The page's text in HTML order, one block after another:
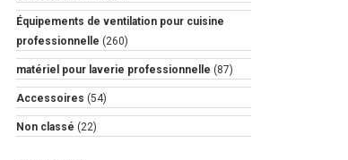
Équipements de ventilation pour cuisine
professionnelle (260)
matériel pour laverie professionnelle (87)
Accessoires (54)
Non classé (22)